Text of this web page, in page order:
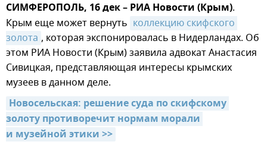
СИМФЕРОПОЛЬ, 16 дек – РИА Новости (Крым).
Крым еще может вернуть коллекцию скифского
золота , которая экспонировалась в Нидерландах. Об
этом РИА Новости (Крым) заявила адвокат Анастасия
Сивицкая, представляющая интересы крымских
музеев в данном деле.
Новосельская: решение суда по скифскому
золоту противоречит нормам морали
и музейной этики >>